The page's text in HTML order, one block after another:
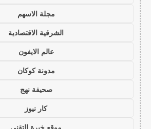
مجلة الاسهم
الشرقية الاقتصادية
عالم الايفون
مدونة كوكان
صحيفة نهج
كار نيوز